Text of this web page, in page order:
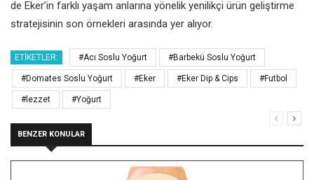
de Eker’in farklı yaşam anlarına yönelik yenilikçi ürün geliştirme
stratejisinin son örnekleri arasında yer alıyor.
ETIKETLER: #Acı Soslu Yoğurt #Barbekü Soslu Yoğurt
#Domates Soslu Yoğurt #Eker #Eker Dip & Cips #Futbol
#lezzet #Yoğurt
BENZER KONULAR